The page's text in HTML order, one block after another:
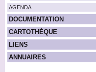
AGENDA
DOCUMENTATION
CARTOTHÈQUE
LIENS
ANNUAIRES